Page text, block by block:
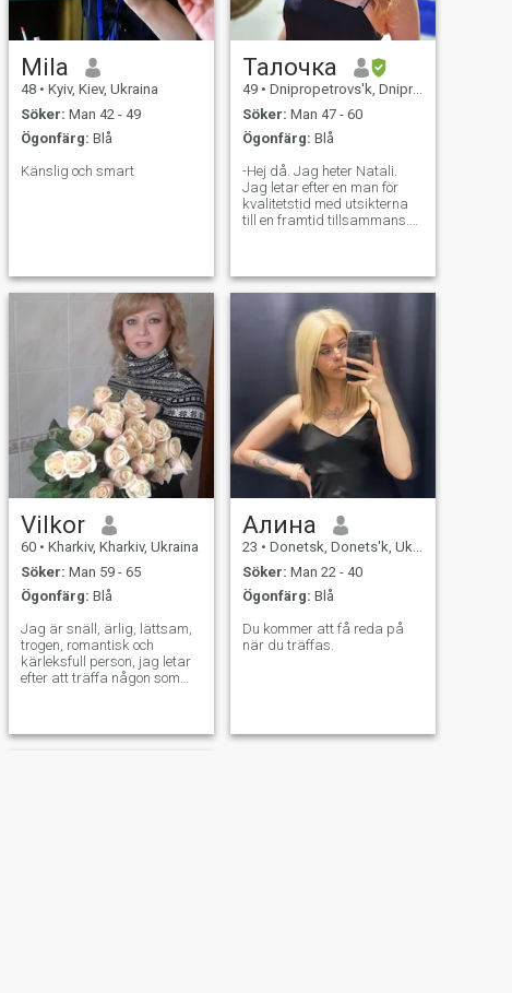
Mila
48 • Kyiv, Kiev, Ukraina
Söker: Man 42 - 49
Ögonfärg: Blå
Känslig och smart
Талочка
49 • Dnipropetrovs'k, Dnipropetrovs'k, Ukraina
Söker: Man 47 - 60
Ögonfärg: Blå
-Hej då. Jag heter Natali.
Jag letar efter en man för
kvalitetstid med utsikterna
till en framtid tillsammans.
Vilkor
60 • Kharkiv, Kharkiv, Ukraina
Söker: Man 59 - 65
Ögonfärg: Blå
Jag är snäll, ärlig, lättsam,
trogen, romantisk och
kärleksfull person, jag letar
efter att träffa någon som
framtiden! Jag älskar att få
Алина
23 • Donetsk, Donets'k, Ukraina
Söker: Man 22 - 40
Ögonfärg: Blå
Du kommer att få reda på
när du träffas.